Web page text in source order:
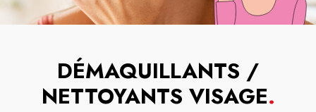
DÉMAQUILLANTS /
NETTOYANTS VISAGE.